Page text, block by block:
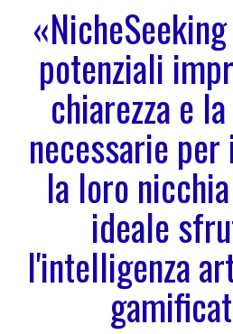
potenziali
chiarezza e
necessarie
la loro
ideale
l'intelligenza